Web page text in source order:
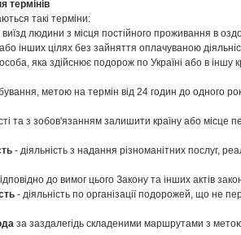
термінів
такі терміни:
людини з місця постійного проживання в
інших цілях без зайняття оплачуваною
особа, яка здійснює подорож по Україні або в іншу
метою на термін від 24 годин до одного
та з зобов'язанням залишити країну або місце
- діяльність з надання різноманітних послуг,
до вимог цього Закону та інших актів
- діяльність по організації подорожей, що не
за заздалегідь складеними маршрутами з